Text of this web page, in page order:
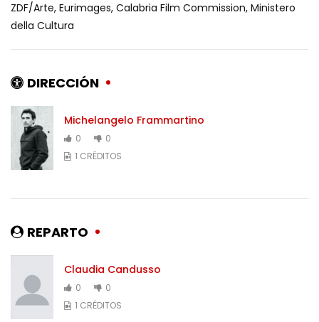
ZDF/Arte, Eurimages, Calabria Film Commission, Ministero
della Cultura
DIRECCIÓN
Michelangelo Frammartino
0
0
1 CRÉDITOS
REPARTO
Claudia Candusso
0
0
1 CRÉDITOS